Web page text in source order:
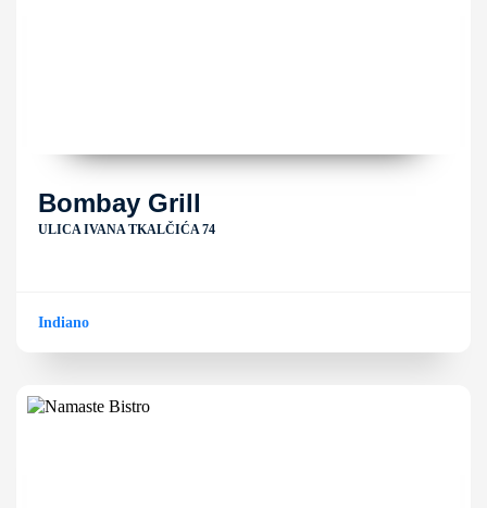
Bombay Grill
ULICA IVANA TKALČIĆA 74
Indiano